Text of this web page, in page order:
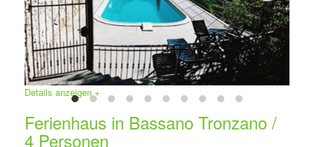
Details anzeigen +
Ferienhaus in Bassano Tronzano /
4 Personen